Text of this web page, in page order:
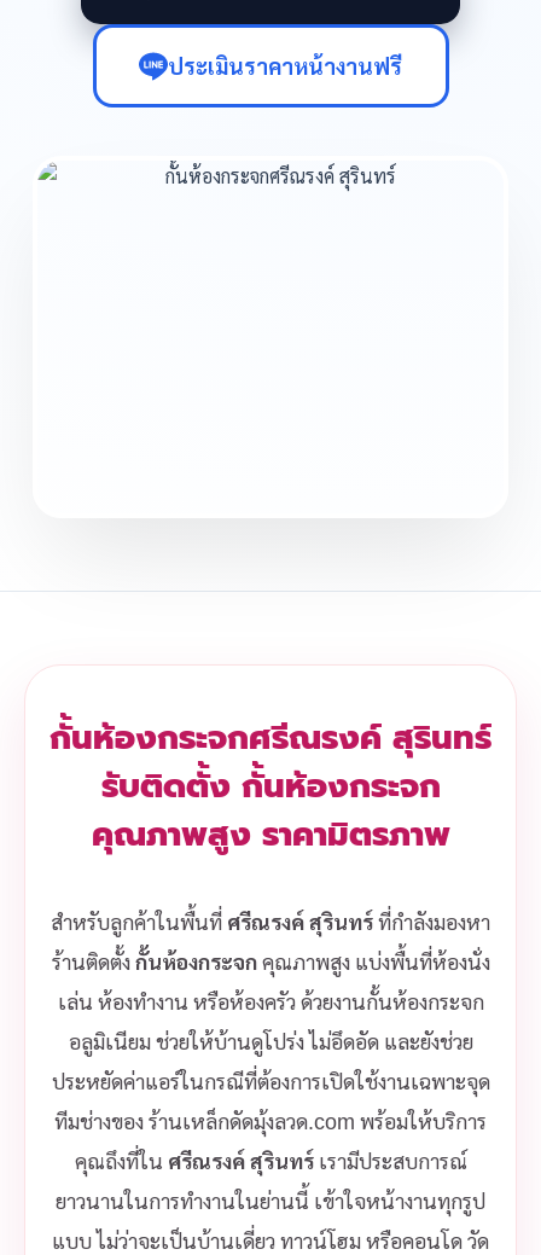
ประเมินราคาหน้างานฟรี
กั้นห้องกระจกศรีณรงค์ สุรินทร์
รับติดตั้ง กั้นห้องกระจก
คุณภาพสูง ราคามิตรภาพ
สำหรับลูกค้าในพื้นที่ ศรีณรงค์ สุรินทร์ที่กำลังมองหา
ร้านติดตั้งกั้นห้องกระจกคุณภาพสูง แบ่งพื้นที่ห้องนั่ง
เล่น ห้องทำงาน หรือห้องครัว ด้วยงานกั้นห้องกระจก
อลูมิเนียม ช่วยให้บ้านดูโปร่ง ไม่อึดอัด และยังช่วย
ประหยัดค่าแอร์ในกรณีที่ต้องการเปิดใช้งานเฉพาะจุด
ทีมช่างของ ร้านเหล็กดัดมุ้งลวด.com พร้อมให้บริการ
คุณถึงที่ใน ศรีณรงค์ สุรินทร์เรามีประสบการณ์
ยาวนานในการทำงานในย่านนี้ เข้าใจหน้างานทุกรูป
แบบ ไม่ว่าจะเป็นบ้านเดี่ยว ทาวน์โฮม หรือคอนโด วัด